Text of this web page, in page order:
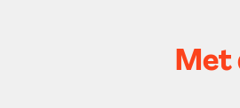
Met